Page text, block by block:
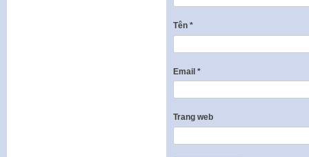
Tên *
Email *
Trang web